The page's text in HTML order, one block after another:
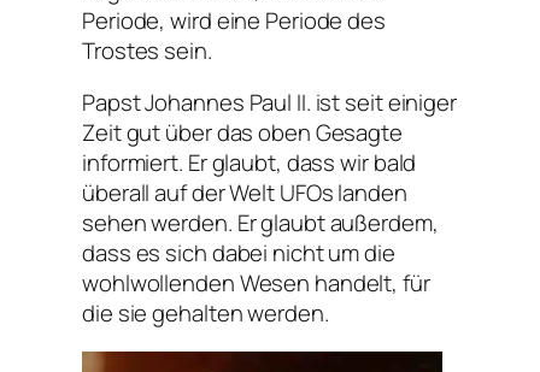
Periode, wird eine Periode des
Trostes sein.
Papst Johannes Paul II. ist seit einiger
Zeit gut über das oben Gesagte
informiert. Er glaubt, dass wir bald
überall auf der Welt UFOs landen
sehen werden. Er glaubt außerdem,
dass es sich dabei nicht um die
wohlwollenden Wesen handelt, für
die sie gehalten werden.